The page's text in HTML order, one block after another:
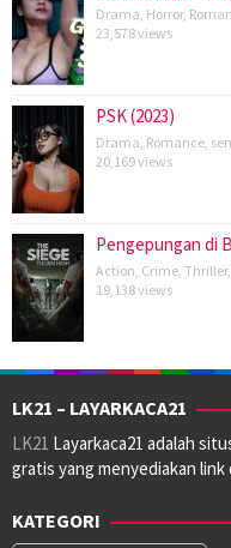
Drama Horror,
23,578 views
PSK (2023)
Drama Romance
20,169 views
Pengepungan di
Action Crime Thriller,
19,138 views
LK21 – LAYARKACA21
LK21 Layarkaca21 adalah
gratis yang menyediakan
KATEGORI